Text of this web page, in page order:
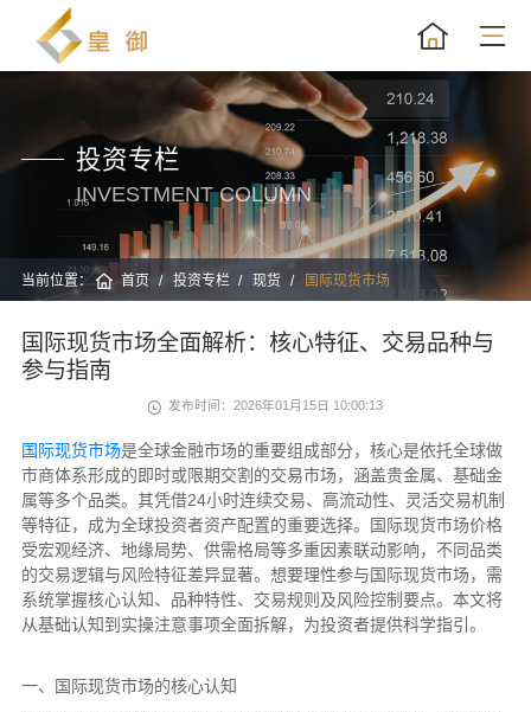
投资专栏
INVESTMENT COLUMN
当前位置： 首页 投资专栏 现货 国际现货市场
国际现货市场全面解析：核心特征、交易品种与
参与指南
发布时间：2026年01月15日 10:00:13
国际现货市场是全球金融市场的重要组成部分，核心是依托全球做
市商体系形成的即时或限期交割的交易市场，涵盖贵金属、基础金
属等多个品类。其凭借24小时连续交易、高流动性、灵活交易机制
等特征，成为全球投资者资产配置的重要选择。国际现货市场价格
受宏观经济、地缘局势、供需格局等多重因素联动影响，不同品类
的交易逻辑与风险特征差异显著。想要理性参与国际现货市场，需
系统掌握核心认知、品种特性、交易规则及风险控制要点。本文将
从基础认知到实操注意事项全面拆解，为投资者提供科学指引。
一、国际现货市场的核心认知